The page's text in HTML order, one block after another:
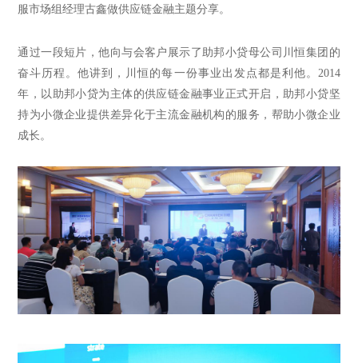
服市场组经理古鑫做供应链金融主题分享。
通过一段短片，他向与会客户展示了助邦小贷母公司川恒集团的
奋斗历程。他讲到，川恒的每一份事业出发点都是利他。 2014
年，以助邦小贷为主体的供应链金融事业正式开启，助邦小贷坚
持为小微企业提供差异化于主流金融机构的服务，帮助小微企业
成长。